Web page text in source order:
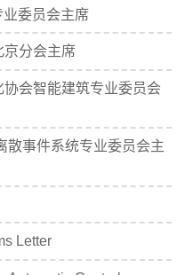
委员会主席
京分会主席
会智能建筑专业委员会
散事件系统专业委员会主
Letter